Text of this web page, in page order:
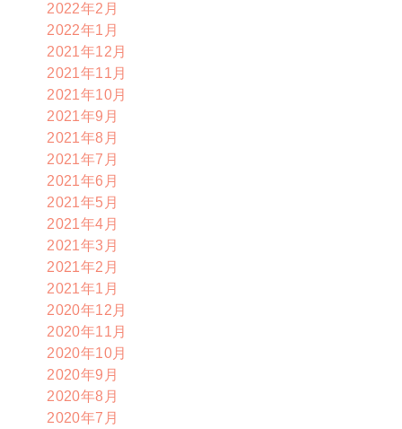
2022年2月
2022年1月
2021年12月
2021年11月
2021年10月
2021年9月
2021年8月
2021年7月
2021年6月
2021年5月
2021年4月
2021年3月
2021年2月
2021年1月
2020年12月
2020年11月
2020年10月
2020年9月
2020年8月
2020年7月